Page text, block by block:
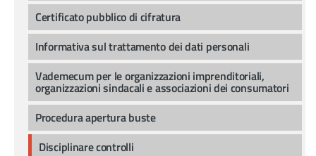
Certificato pubblico di cifratura
Informativa sul trattamento dei dati personali
Vademecum per le organizzazioni imprenditoriali,
organizzazioni sindacali e associazioni dei consumatori
Procedura apertura buste
Disciplinare controlli